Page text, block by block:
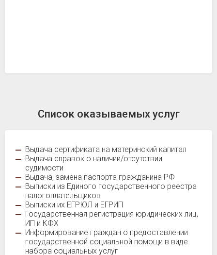
Список оказываемых услуг
Выдача сертификата на материнский капитал
Выдача справок о наличии/отсутствии
судимости
Выдача, замена паспорта гражданина РФ
Выписки из Единого государственного реестра
налогоплательщиков
Выписки их ЕГРЮЛ и ЕГРИП
Государственная регистрация юридических лиц,
ИП и КФХ
Информирование граждан о предоставлении
государственной социальной помощи в виде
набора социальных услуг